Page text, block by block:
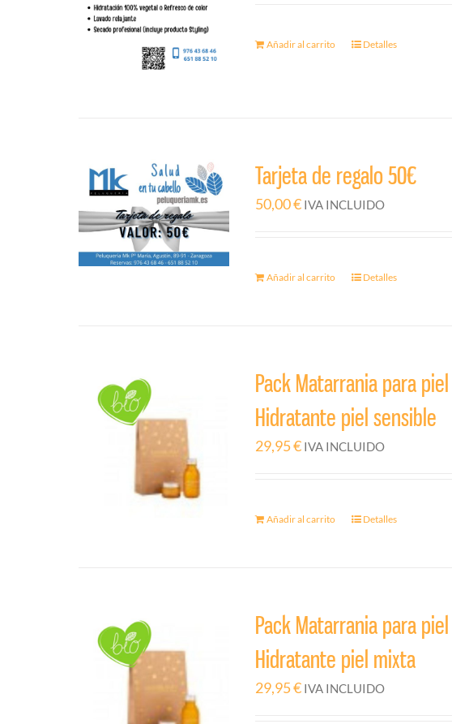
Añadir al carrito Detalles
Tarjeta de regalo 50€
50,00€ IVA INCLUIDO
Añadir al carrito Detalles
Pack Matarrania para
Hidratante piel sensible
29,95€ IVA INCLUIDO
Añadir al carrito Detalles
Pack Matarrania para
Hidratante piel mixta
29,95€ IVA INCLUIDO